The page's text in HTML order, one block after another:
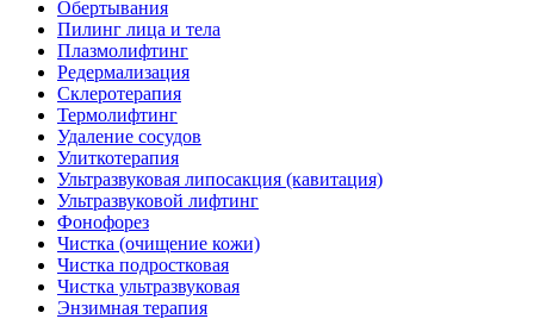
Обертывания
Пилинг лица и тела
Плазмолифтинг
Редермализация
Склеротерапия
Термолифтинг
Удаление сосудов
Улиткотерапия
Ультразвуковая липосакция (кавитация)
Ультразвуковой лифтинг
Фонофорез
Чистка (очищение кожи)
Чистка подростковая
Чистка ультразвуковая
Энзимная терапия